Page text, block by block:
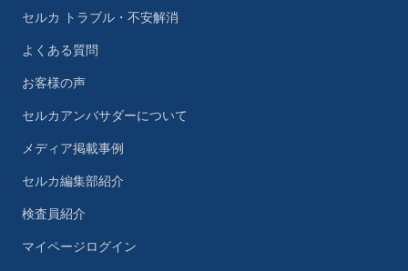
セルカ トラブル・不安解消
よくある質問
お客様の声
セルカアンバサダーについて
メディア掲載事例
セルカ編集部紹介
検査員紹介
マイページログイン